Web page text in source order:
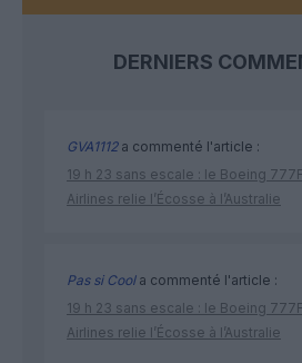
DERNIERS
GVA1112a commenté l'article :
19 h 23 sans escale : le Boeing
Airlines relie l’Écosse à l’Australie
Pas si Coola commenté l'article :
19 h 23 sans escale : le Boeing
Airlines relie l’Écosse à l’Australie